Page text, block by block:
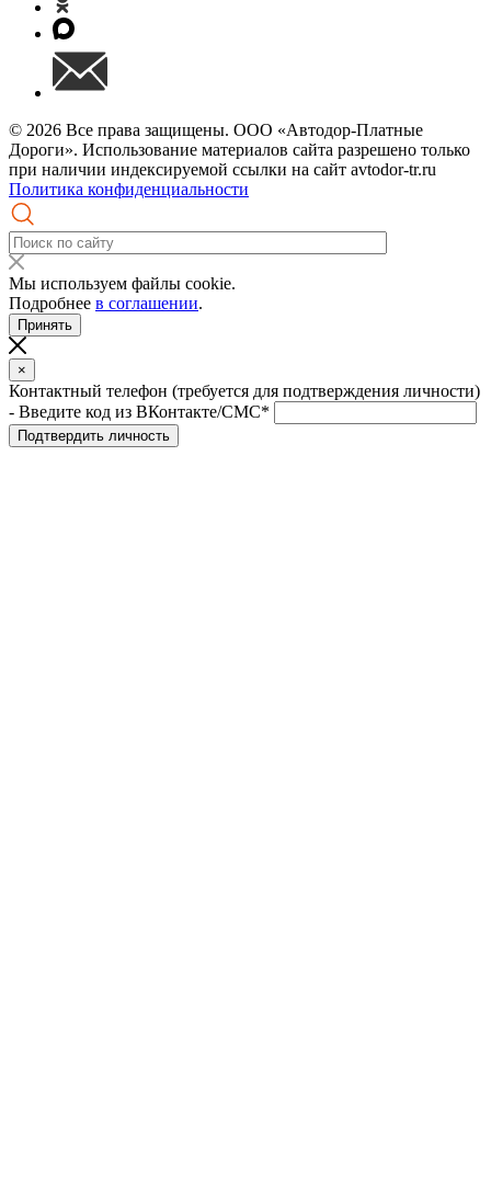
© 2026 Все права защищены. ООО «Автодор-Платные
Дороги». Использование материалов сайта разрешено только
при наличии индексируемой ссылки на сайт avtodor-tr.ru
Политика конфиденциальности
Мы используем файлы cookie.
Подробнее в соглашении.
Принять
×
Контактный телефон (требуется для подтверждения личности)
- Введите код из ВКонтакте/СМС*
Подтвердить личность